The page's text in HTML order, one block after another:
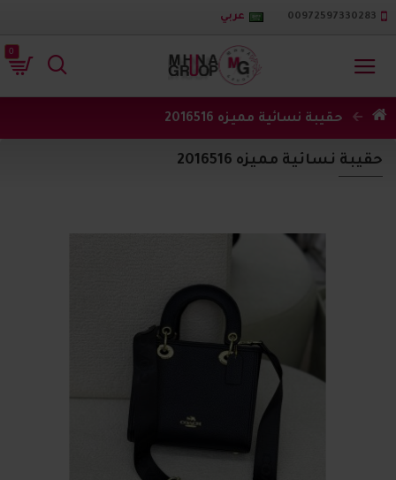
00972597330283 عربي
0
حقيبة نسائية مميزه 2016516
حقيبة نسائية مميزه 2016516